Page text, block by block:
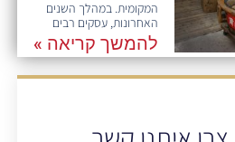
המקומית. במהלך השנים
האחרונות, עסקים רבים
להמשך קריאה »